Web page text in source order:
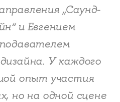
„Саунд-
и Евгением
У каждого
опыт участия
но на одной сцене